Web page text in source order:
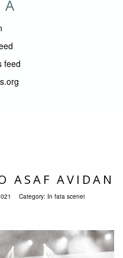
feed
ASAF AVIDAN
Category: In fata scenei